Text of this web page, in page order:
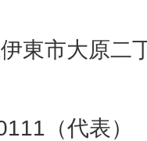
東市大原二
（代表）